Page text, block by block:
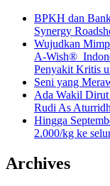
BPKH dan
Synergy
Wujudkan
A-Wish®
Penyakit Kritis
Seni yang
Ada Wakil Dirut
Rudi As
Hingga
2.000/kg ke
Archives